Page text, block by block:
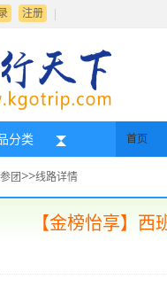
|
注册
分类 首页
团>>线路详情
【金榜怡享】